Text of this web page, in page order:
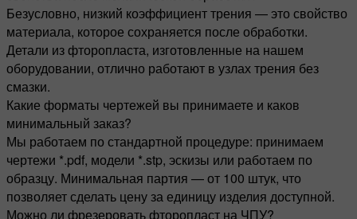
Безусловно, низкий коэффициент трения — это свойство
материала, которое сохраняется после обработки.
Детали из фторопласта, изготовленные на нашем
оборудовании, отлично работают в узлах трения без
смазки.
Какие форматы чертежей вы принимаете и каков
минимальный заказ?
Мы работаем по стандартной процедуре: принимаем
чертежи *.pdf, модели *.stp, эскизы или работаем по
образцу. Минимальная партия — от 100 штук, что
позволяет сделать цену за единицу изделия доступной.
Можно ли фрезеровать фторопласт на ЧПУ?